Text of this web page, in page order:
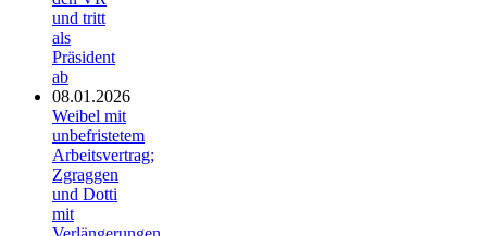
und tritt
als
Präsident
ab
08.01.2026
Weibel mit
unbefristetem
Arbeitsvertrag;
Zgraggen
und Dotti
mit